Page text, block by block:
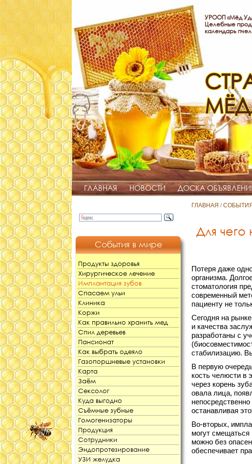
УРООП «Мёд
Целебные
календарь
ГЛАВНАЯ НОВОСТИ ДОСКА
ГЛАВНАЯ /
Для
Потеря даже
организма.
стоматология
современный
пациенту не
Сегодня на
и качества
разработаны с
стабилизацию.
В первую
кость челюсти в
через корень
овала лица,
останавливая
Во-вторых,
могут
можно без
обеспечивает
События в мире
Продукты здоровья
Хирургическое лечение
Имплантация зубов
Спасаем ульи
Клиника
Коржи
Как правильно хранить мед
Спил деревьев
Пансионат
Как выбрать одеяло
Газопоршневые установки
Карта
Заём
Сексолог
Куда выгодно
Съёмные зубные
Гомогенизаторы
Продукция
Сотрудники
Эндопротезирование
УЗИ желудка